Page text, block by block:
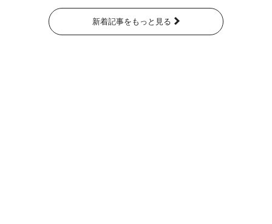
新着記事をもっと見る